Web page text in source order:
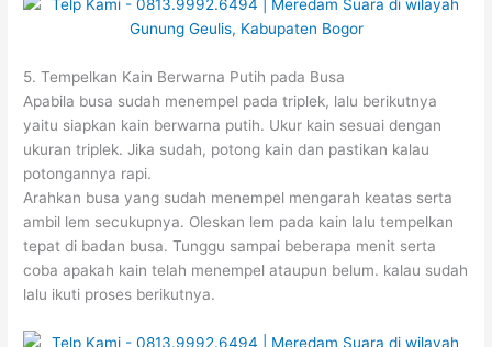
5. Tempelkan Kain Berwarna Putih pada Busa
Apabila busa sudah menempel pada triplek, lalu berikutnya
yaitu siapkan kain berwarna putih. Ukur kain sesuai dengan
ukuran triplek. Jika sudah, potong kain dan pastikan kalau
potongannya rapi.
Arahkan busa yang sudah menempel mengarah keatas serta
ambil lem secukupnya. Oleskan lem pada kain lalu tempelkan
tepat di badan busa. Tunggu sampai beberapa menit serta
coba apakah kain telah menempel ataupun belum. kalau sudah
lalu ikuti proses berikutnya.